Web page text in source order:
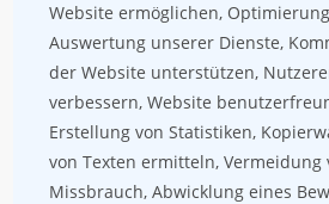
Website ermöglichen,
Auswertung unserer Dienste,
der Website unterstützen,
verbessern, Website
Erstellung von Statistiken,
von Texten ermitteln, Vermeidung
Missbrauch, Abwicklung eines